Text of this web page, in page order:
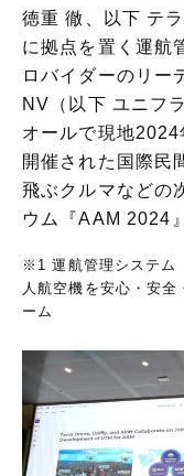
徳重 徹、以下 テ
に拠点を置く運
ロバイダーのリー
NV（以下 ユニフ
オールで現地
開催された国際民
飛ぶクルマなどの
ウム『AAM 2024
※1 運航管理システム
人航空機を安心・安
ーム